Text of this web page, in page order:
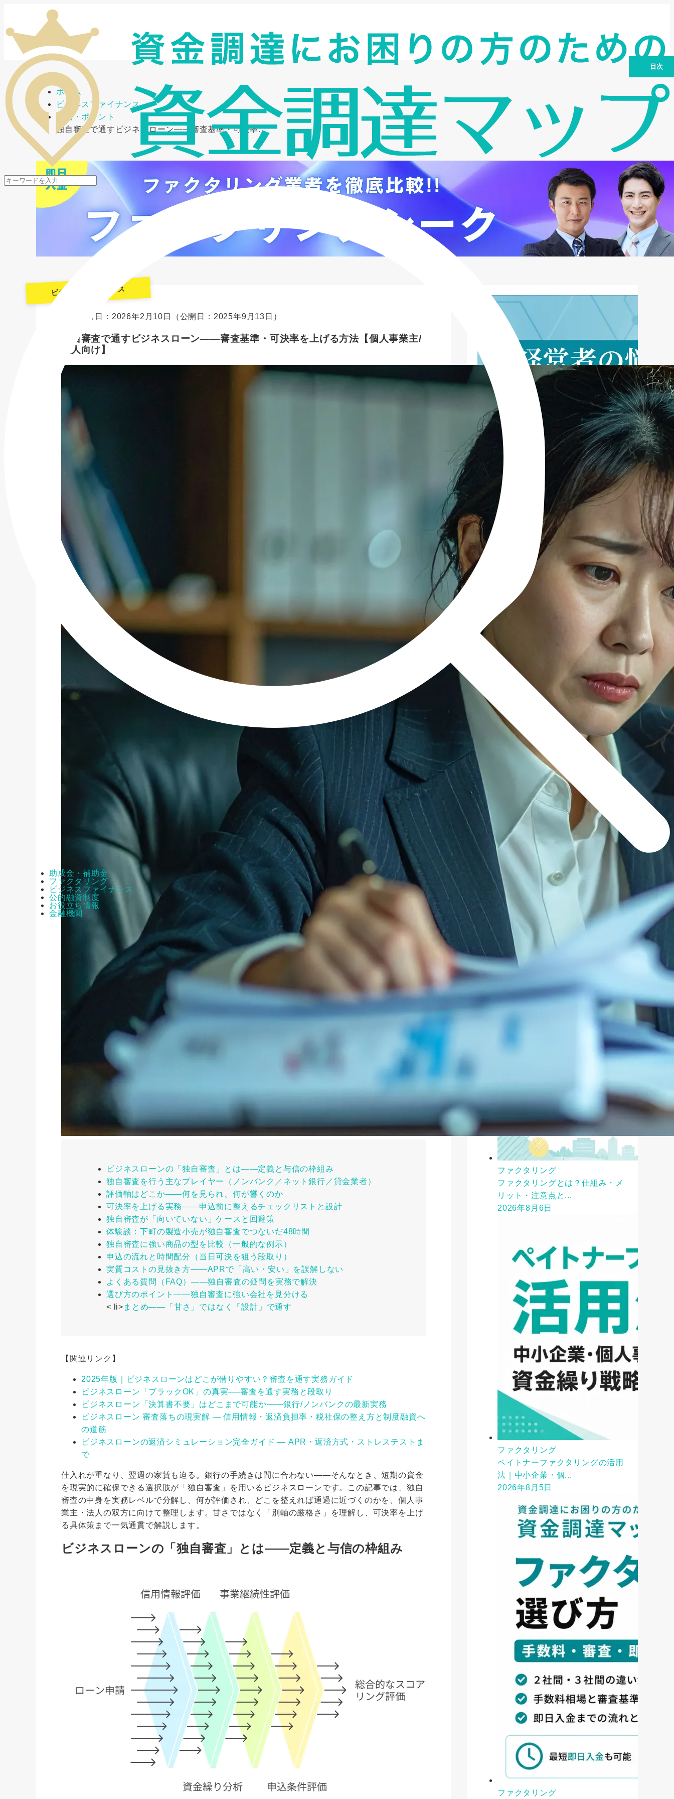
メニューを開閉
助成金・補助金
ファクタリング
ビジネスファイナンス
公的融資制度
お役立ち情報
金融機関
ホーム
ビジネスファイナンス
要点・ポイント
独自審査で通すビジネスローン――審査基準・可決率…
ビジネスファイナンス
最終更新日：2026年2月10日 （公開日：2025年9月13日）
独自審査で通すビジネスローン――審査基準・可決率を上げる方法【個人事業主/
法人向け】
ビジネスローンの「独自審査」とは――定義と与信の枠組み
独自審査を行う主なプレイヤー（ノンバンク／ネット銀行／貸金業者）
評価軸はどこか――何を見られ、何が響くのか
可決率を上げる実務――申込前に整えるチェックリストと設計
独自審査が「向いていない」ケースと回避策
体験談：下町の製造小売が独自審査でつないだ48時間
独自審査に強い商品の型を比較（一般的な例示）
申込の流れと時間配分（当日可決を狙う段取り）
実質コストの見抜き方――APRで「高い・安い」を誤解しない
よくある質問（FAQ）――独自審査の疑問を実務で解決
選び方のポイント――独自審査に強い会社を見分ける
< li> まとめ――「甘さ」ではなく「設計」で通す
【関連リンク】
2025年版｜ビジネスローンはどこが借りやすい？審査を通す実務ガイド
ビジネスローン「ブラックOK」の真実──審査を通す実務と段取り
ビジネスローン「決算書不要」はどこまで可能か――銀行/ノンバンクの最新実務
ビジネスローン 審査落ちの現実解 ― 信用情報・返済負担率・税社保の整え方と制度融資へ
の道筋
ビジネスローンの返済シミュレーション完全ガイド ― APR・返済方式・ストレステストま
で
仕入れが重なり、翌週の家賃も迫る。銀行の手続きは間に合わない――そんなとき、短期の資金
を現実的に確保できる選択肢が「独自審査」を用いるビジネスローンです。この記事では、独自
審査の中身を実務レベルで分解し、何が評価され、どこを整えれば通過に近づくのかを、個人事
業主・法人の双方に向けて整理します。甘さではなく「別軸の厳格さ」を理解し、可決率を上げ
る具体策まで一気通貫で解説します。
ビジネスローンの「独自審査」とは――定義と与信の枠組み
新着記事 NEW POST
ファクタリング
ファクタリングとは？仕組み・メ
リット・注意点と...
2026年8月6日
ファクタリング
ペイトナーファクタリングの活用
法｜中小企業・個...
2026年8月5日
ファクタリング
目次
定義と与信の枠組み
独自審査を行う主なプレイヤー（ノンバ
ンク／ネット銀行／貸金業者）
評価軸はどこか――何を見られ、何が響
可決率を上げる実務――申込前に整える
チェックリストと設計
独自審査が「向いていない」ケースと回
体験談：下町の製造小売が独自審査でつ
ないだ48時間
独自審査に強い商品の型を比較（一般的
な例示）
い・安い」を誤解しない
よくある質問（FAQ）――独自審査の疑
問を実務で解決
選び方のポイント――独自審査に強い会
社を見分ける
まとめ――「甘さ」ではなく「設
計」で通す